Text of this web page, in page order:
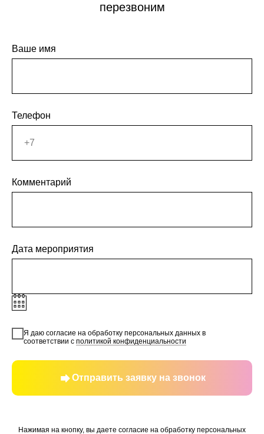
перезвоним
Ваше имя
Телефон
Комментарий
Дата мероприятия
Я даю согласие на обработку персональных данных в
соответствии с политикой конфиденциальности
Отправить заявку на звонок
Нажимая на кнопку, вы даете согласие на обработку персональных